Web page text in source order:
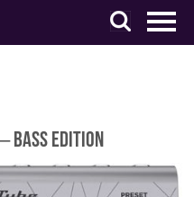
Bass Edition